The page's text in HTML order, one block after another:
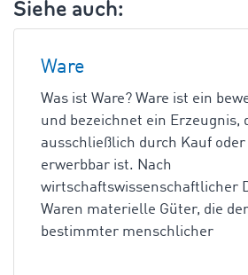
Siehe auch:
Ware
Was ist Ware? Ware ist ein
und bezeichnet ein Erzeugnis,
ausschließlich durch Kauf oder
erwerbbar ist. Nach
wirtschaftswissenschaftlicher
Waren materielle Güter, die
bestimmter menschlicher